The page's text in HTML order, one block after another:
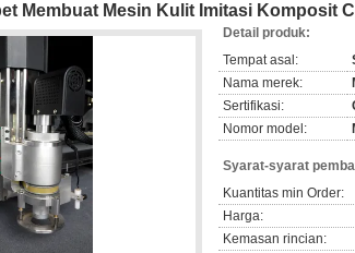
Membuat Mesin Kulit Imitasi Komposit
Detail produk:
Tempat asal:
Nama merek:
Sertifikasi:
Nomor model:
Syarat-syarat
Kuantitas min Order:
Harga:
Kemasan rincian: